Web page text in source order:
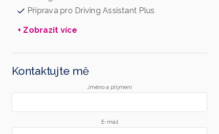
Příprava pro Driving Assistant Plus
+ Zobrazit více
Kontaktujte mě
Jméno a příjmení
E-mail